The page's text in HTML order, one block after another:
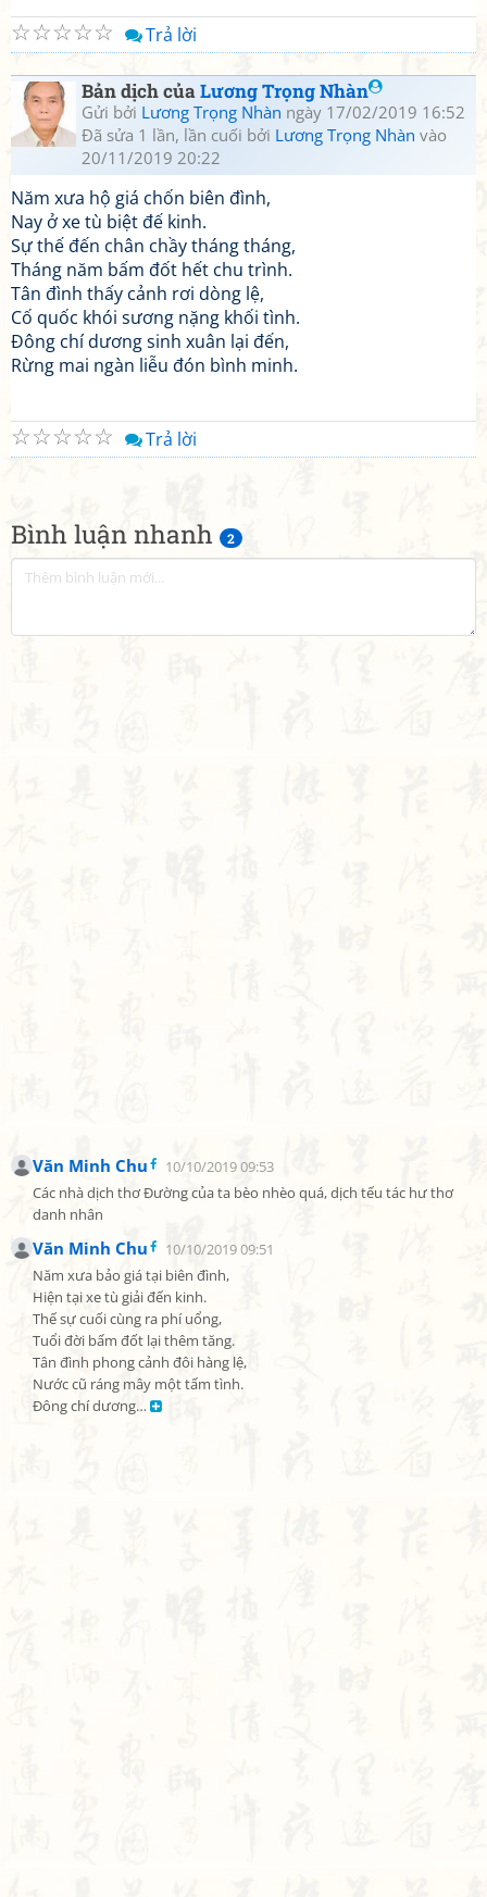
Bình luận nhanh 2
Văn Minh Chu
10/10/2019 09:53
Các nhà dịch thơ Đường của ta bèo nhèo quá, dịch tếu tác hư thơ
danh nhân
Văn Minh Chu
10/10/2019 09:51
Năm xưa bảo giá tại biên đình,
Hiện tại xe tù giải đến kinh.
Thế sự cuối cùng ra phí uổng,
Tuổi đời bấm đốt lại thêm tăng.
Tân đình phong cảnh đôi hàng lệ,
Nước cũ ráng mây một tấm tình.
Đông chí dương…
☆
☆
☆
☆
☆ Trả lời
Bản dịch củaLương Trọng Nhàn
Gửi bởi Lương Trọng Nhàn ngày 17/02/2019 16:52
Đã sửa 1 lần, lần cuối bởi Lương Trọng Nhàn vào
20/11/2019 20:22
Năm xưa hộ giá chốn biên đình,
Nay ở xe tù biệt đế kinh.
Sự thế đến chân chầy tháng tháng,
Tháng năm bấm đốt hết chu trình.
Tân đình thấy cảnh rơi dòng lệ,
Cố quốc khói sương nặng khối tình.
Đông chí dương sinh xuân lại đến,
Rừng mai ngàn liễu đón bình minh.
☆
☆
☆
☆
☆ Trả lời